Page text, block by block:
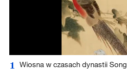
1 Wiosna w czasach dynastii Song